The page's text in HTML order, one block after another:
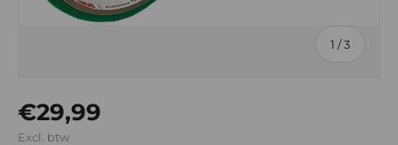
1 /van
3
Reguliere prijs
€29,99
Excl. btw